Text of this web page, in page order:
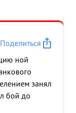
Поделиться
ной
занял
бой до